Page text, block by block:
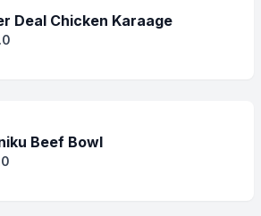
Deal Chicken Karaage
Beef Bowl